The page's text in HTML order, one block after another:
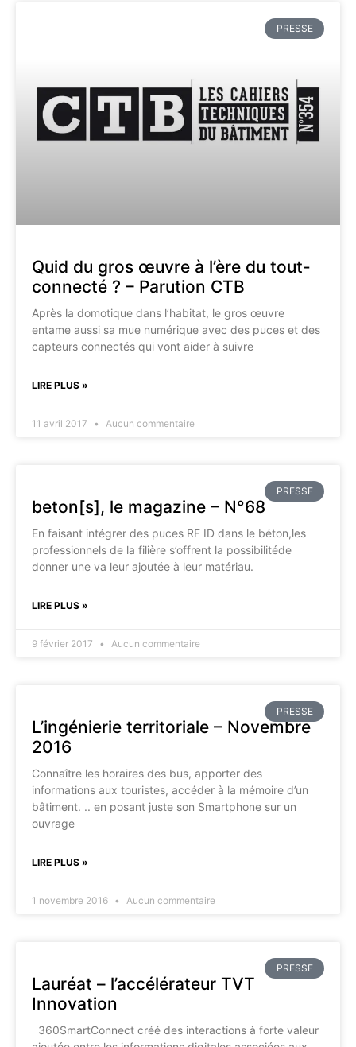
PRESSE
Quid du gros œuvre à l’ère du tout-
connecté ? – Parution CTB
Après la domotique dans l’habitat, le gros œuvre
entame aussi sa mue numérique avec des puces et des
capteurs connectés qui vont aider à suivre
LIRE PLUS »
11 avril 2017 Aucun commentaire
PRESSE
beton[s], le magazine – N°68
En faisant intégrer des puces RF ID dans le béton,les
professionnels de la filière s’offrent la possibilitéde
donner une va leur ajoutée à leur matériau.
LIRE PLUS »
9 février 2017 Aucun commentaire
PRESSE
L’ingénierie territoriale – Novembre
2016
Connaître les horaires des bus, apporter des
informations aux touristes, accéder à la mémoire d’un
bâtiment. .. en posant juste son Smartphone sur un
ouvrage
LIRE PLUS »
1 novembre 2016 Aucun commentaire
PRESSE
Lauréat – l’accélérateur TVT
Innovation
360SmartConnect créé des interactions à forte valeur